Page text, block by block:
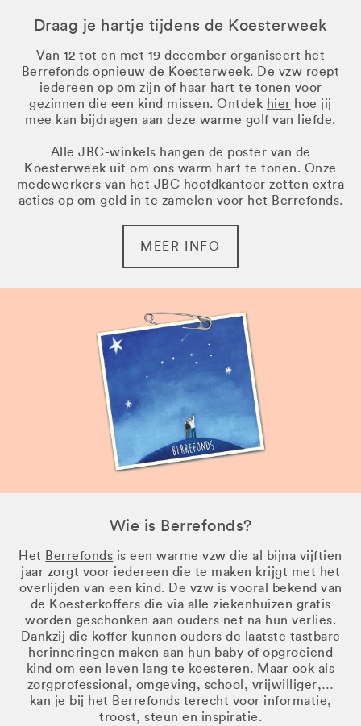
Draag je hartje tijdens de Koesterweek
Van 12 tot en met 19 december organiseert het
Berrefonds opnieuw de Koesterweek. De vzw roept
iedereen op om zijn of haar hart te tonen voor
gezinnen die een kind missen. Ontdek hier hoe jij
mee kan bijdragen aan deze warme golf van liefde.
Alle JBC-winkels hangen de poster van de
Koesterweek uit om ons warm hart te tonen. Onze
medewerkers van het JBC hoofdkantoor zetten extra
acties op om geld in te zamelen voor het Berrefonds.
MEER INFO
Wie is Berrefonds?
Het Berrefonds is een warme vzw die al bijna vijftien
jaar zorgt voor iedereen die te maken krijgt met het
overlijden van een kind. De vzw is vooral bekend van
de Koesterkoffers die via alle ziekenhuizen gratis
worden geschonken aan ouders net na hun verlies.
Dankzij die koffer kunnen ouders de laatste tastbare
herinneringen maken aan hun baby of opgroeiend
kind om een leven lang te koesteren. Maar ook als
zorgprofessional, omgeving, school, vrijwilliger,…
kan je bij het Berrefonds terecht voor informatie,
troost, steun en inspiratie.